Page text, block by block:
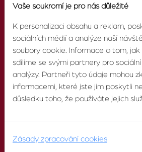
O AGENTUŘE
O nás
Náš tým
Vaše soukromí je pro nás důležité
K personalizaci obsahu a reklam,
sociálních médií a analýze naší
soubory cookie. Informace o tom, jak
sdílíme se svými partnery pro
analýzy. Partneři tyto údaje mohou
informacemi, které jste jim poskytli
důsledku toho, že používáte jejich
Zásady zpracování cookies